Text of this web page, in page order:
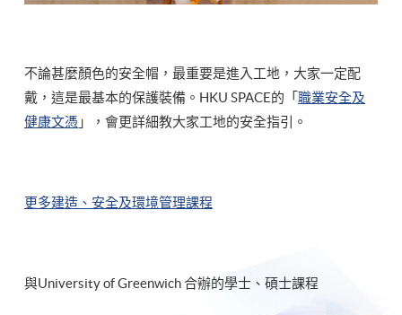
不論甚麼顏色的安全帽，最重要是進入工地，大家一定配
戴，這是最基本的保護裝備。HKU SPACE的「 職業安全及
健康文憑 」，會更詳細教大家工地的安全指引。
更多建造、安全及環境管理課程
與University of Greenwich 合辦的學士、碩士課程